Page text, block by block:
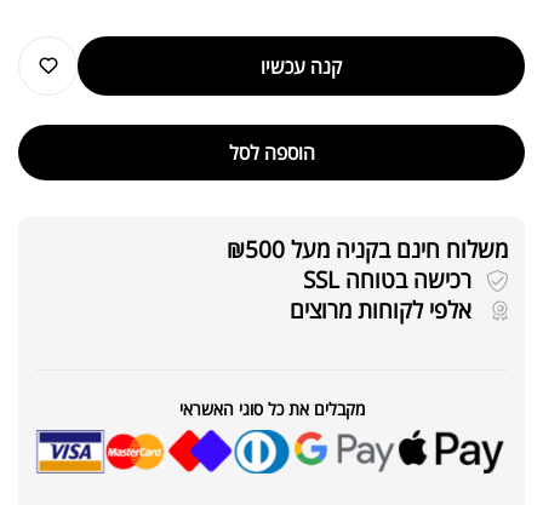
קנה עכשיו
הוספה לסל
משלוח חינם בקניה מעל ₪500
רכישה בטוחה SSL
אלפי לקוחות מרוצים
מקבלים את כל סוגי האשראי